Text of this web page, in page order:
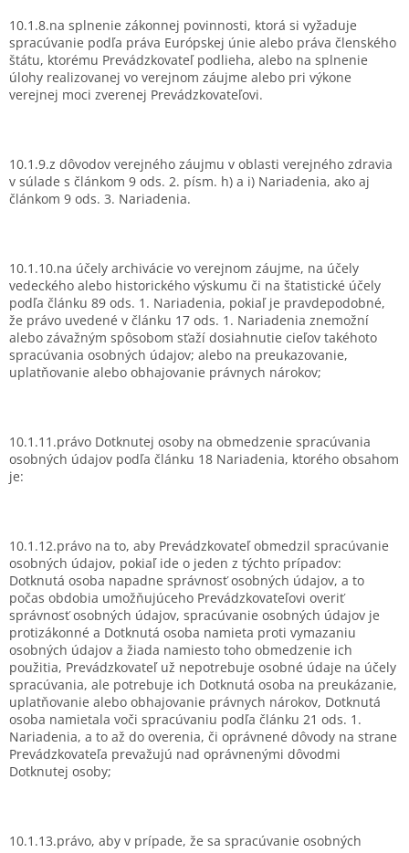
10.1.8.na splnenie zákonnej povinnosti, ktorá si vyžaduje
spracúvanie podľa práva Európskej únie alebo práva členského
štátu, ktorému Prevádzkovateľ podlieha, alebo na splnenie
úlohy realizovanej vo verejnom záujme alebo pri výkone
verejnej moci zverenej Prevádzkovateľovi.
10.1.9.z dôvodov verejného záujmu v oblasti verejného zdravia
v súlade s článkom 9 ods. 2. písm. h) a i) Nariadenia, ako aj
článkom 9 ods. 3. Nariadenia.
10.1.10.na účely archivácie vo verejnom záujme, na účely
vedeckého alebo historického výskumu či na štatistické účely
podľa článku 89 ods. 1. Nariadenia, pokiaľ je pravdepodobné,
že právo uvedené v článku 17 ods. 1. Nariadenia znemožní
alebo závažným spôsobom sťaží dosiahnutie cieľov takéhoto
spracúvania osobných údajov; alebo na preukazovanie,
uplatňovanie alebo obhajovanie právnych nárokov;
10.1.11.právo Dotknutej osoby na obmedzenie spracúvania
osobných údajov podľa článku 18 Nariadenia, ktorého obsahom
je:
10.1.12.právo na to, aby Prevádzkovateľ obmedzil spracúvanie
osobných údajov, pokiaľ ide o jeden z týchto prípadov:
Dotknutá osoba napadne správnosť osobných údajov, a to
počas obdobia umožňujúceho Prevádzkovateľovi overiť
správnosť osobných údajov, spracúvanie osobných údajov je
protizákonné a Dotknutá osoba namieta proti vymazaniu
osobných údajov a žiada namiesto toho obmedzenie ich
použitia, Prevádzkovateľ už nepotrebuje osobné údaje na účely
spracúvania, ale potrebuje ich Dotknutá osoba na preukázanie,
uplatňovanie alebo obhajovanie právnych nárokov, Dotknutá
osoba namietala voči spracúvaniu podľa článku 21 ods. 1.
Nariadenia, a to až do overenia, či oprávnené dôvody na strane
Prevádzkovateľa prevažujú nad oprávnenými dôvodmi
Dotknutej osoby;
10.1.13.právo, aby v prípade, že sa spracúvanie osobných